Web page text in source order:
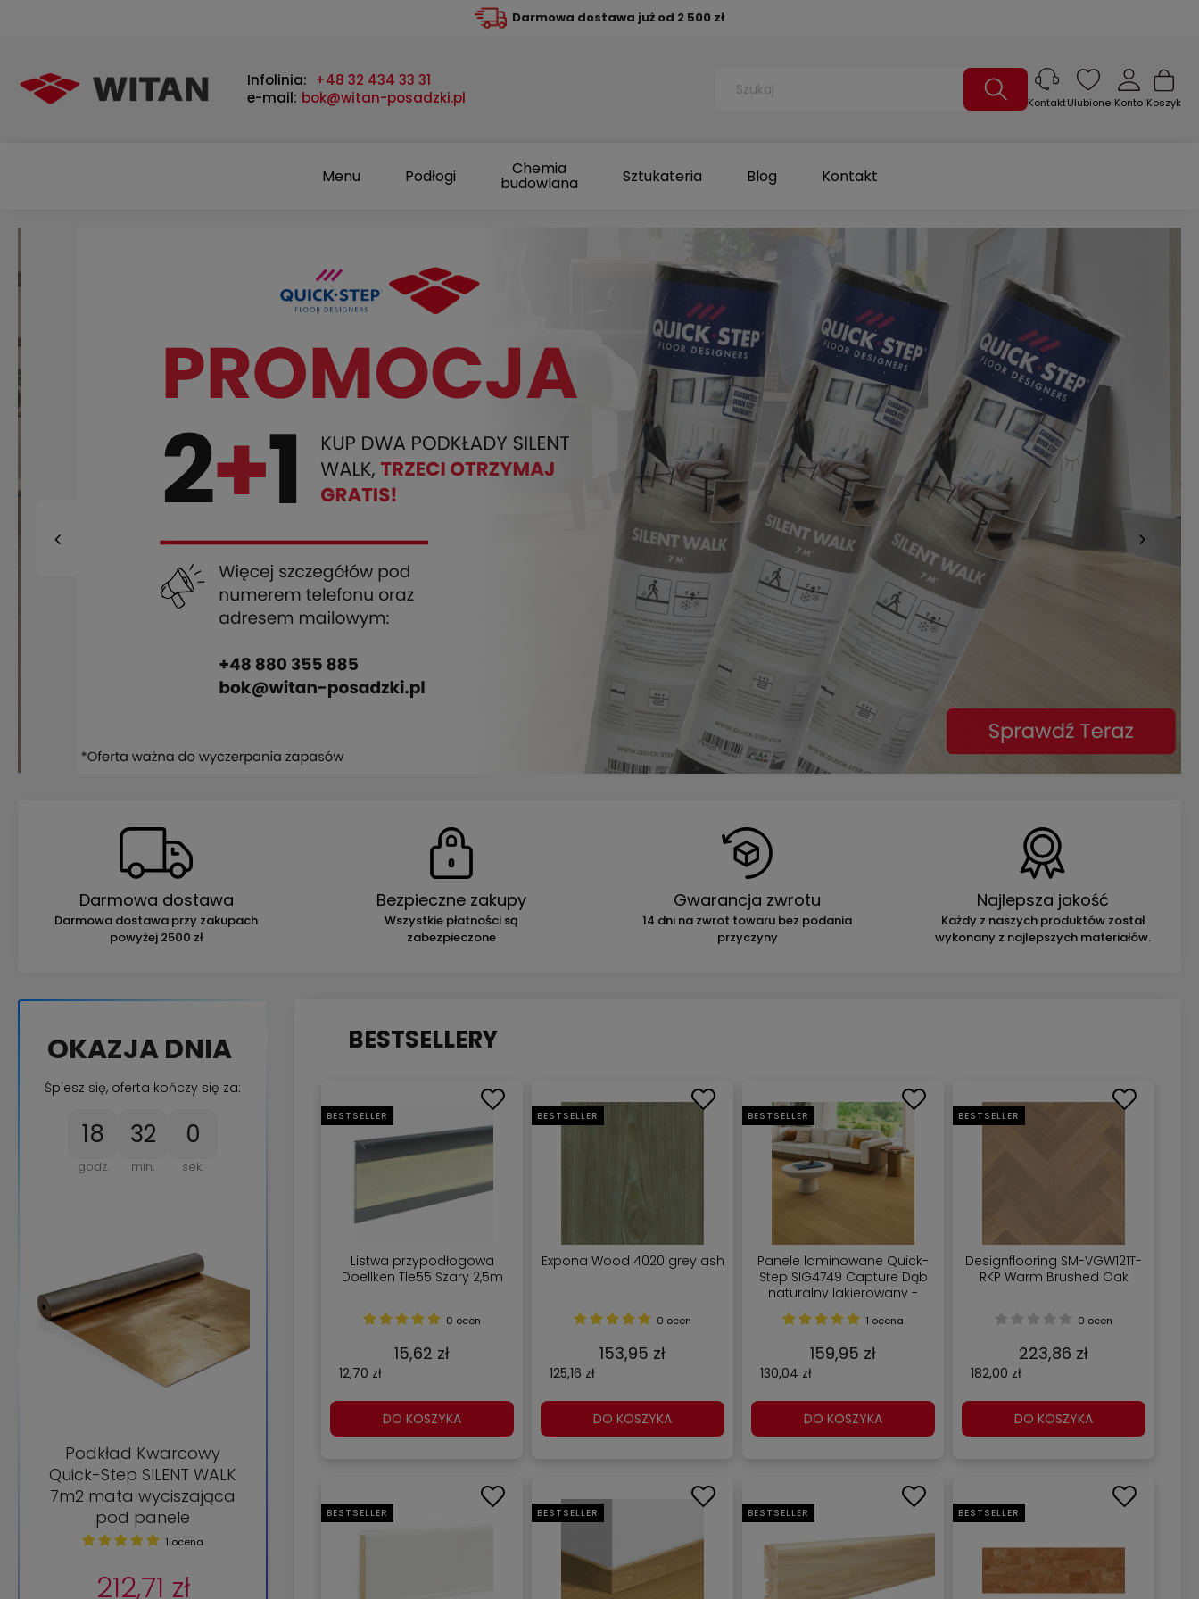
Darmowa dostawa już od 2 500 zł
Infolinia: +48 32 434 33 31
e-mail: bok@witan-posadzki.pl Koszyk
Konto
Ulubione
Kontakt
Menu Podłogi Chemia
budowlana Sztukateria Blog Kontakt
Darmowa dostawa
Darmowa dostawa przy zakupach
powyżej 2500 zł
Bezpieczne zakupy
Wszystkie płatności są
zabezpieczone
Gwarancja zwrotu
14 dni na zwrot towaru bez podania
przyczyny
Najlepsza jakość
Każdy z naszych produktów został
wykonany z najlepszych materiałów.
OKAZJA DNIA
Śpiesz się, oferta kończy się za:
18
godz.
31
min.
59
sek.
Podkład Kwarcowy
Quick-Step SILENT WALK
7m2 mata wyciszająca
pod panele
1 ocena
212,71 zł
BESTSELLERY
Listwa przypodłogowa
Doellken Tle55 Szary 2,5m
0 ocen
15,62 zł
12,70 zł
DO KOSZYKA
BESTSELLER
Expona Wood 4020 grey ash
0 ocen
153,95 zł
125,16 zł
DO KOSZYKA
BESTSELLER
Panele laminowane Quick-
Step SIG4749 Capture Dąb
naturalny lakierowany -
Panel - 1380 mm - 212 mm -
9 mm 1 ocena
159,95 zł
130,04 zł
DO KOSZYKA
BESTSELLER
Designflooring SM-VGW121T-
RKP Warm Brushed Oak
0 ocen
223,86 zł
182,00 zł
DO KOSZYKA
BESTSELLER
BESTSELLER BESTSELLER BESTSELLER BESTSELLER